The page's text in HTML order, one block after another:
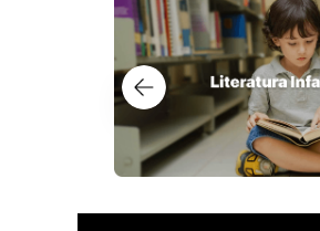
Más libros de este autor
$ 79.200 $ 99.000
MI VIDA EN FRAGMENTOS
ZYGMUNT BAUMAN